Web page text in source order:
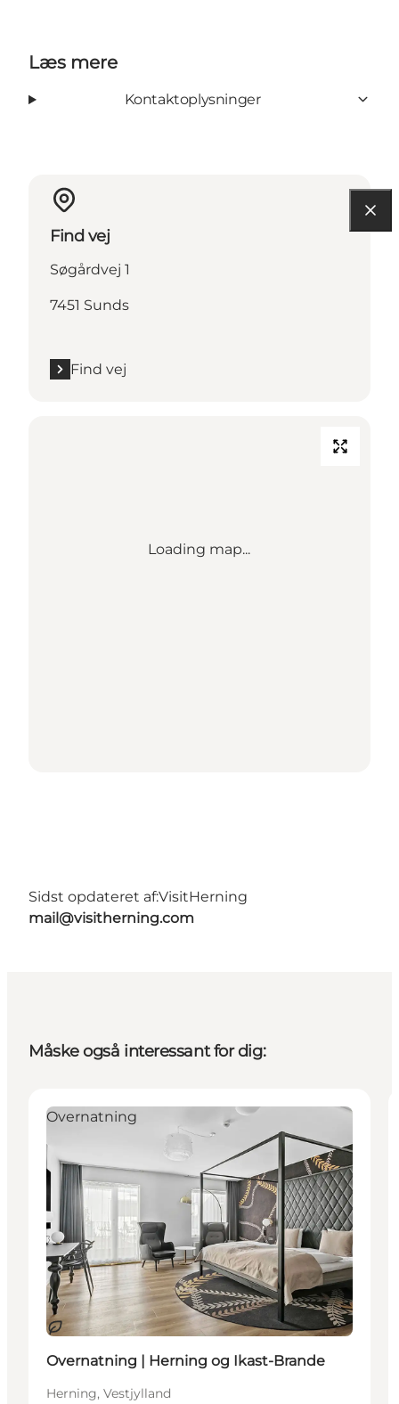
Læs mere
Kontaktoplysninger
Find vej
Søgårdvej 1
7451 Sunds
Find vej
Loading map...
Sidst opdateret af:VisitHerning
mail@visitherning.com
Måske også interessant for dig:
Bæredygtige oplevelser
Overnatning
Overnatning | Herning og Ikast-Brande
Herning, Vestjylland